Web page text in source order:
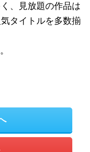
、見放題の作品は
タイトルを多数揃